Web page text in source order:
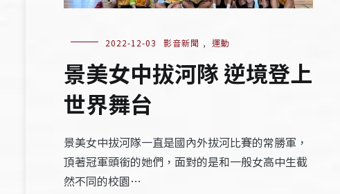
2022-12-03 影音新聞 , 運動
景美女中拔河隊 逆境登上
世界舞台
景美女中拔河隊一直是國內外拔河比賽的常勝軍，
頂著冠軍頭銜的她們，面對的是和一般女高中生截
然不同的校園…